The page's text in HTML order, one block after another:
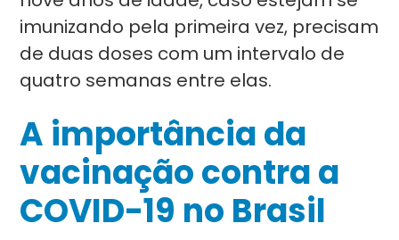
imunizando pela primeira vez, precisam
de duas doses com um intervalo de
quatro semanas entre elas.
A importância da
vacinação contra a
COVID-19 no Brasil